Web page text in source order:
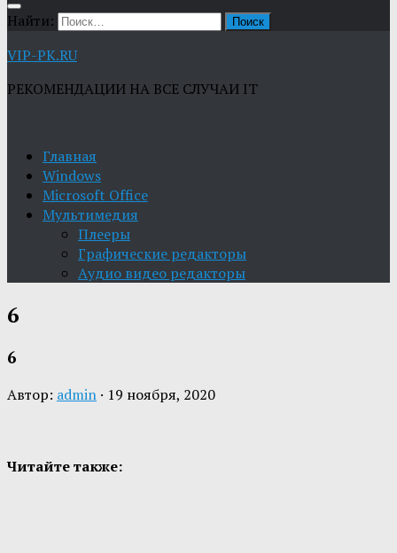
Найти:
VIP-PK.RU
РЕКОМЕНДАЦИИ НА ВСЕ СЛУЧАИ IT
Главная
Windows
Microsoft Office
Мультимедия
Плееры
Графические редакторы
Aудио видео редакторы
6
6
Автор: admin · 19 ноября, 2020
Читайте также: